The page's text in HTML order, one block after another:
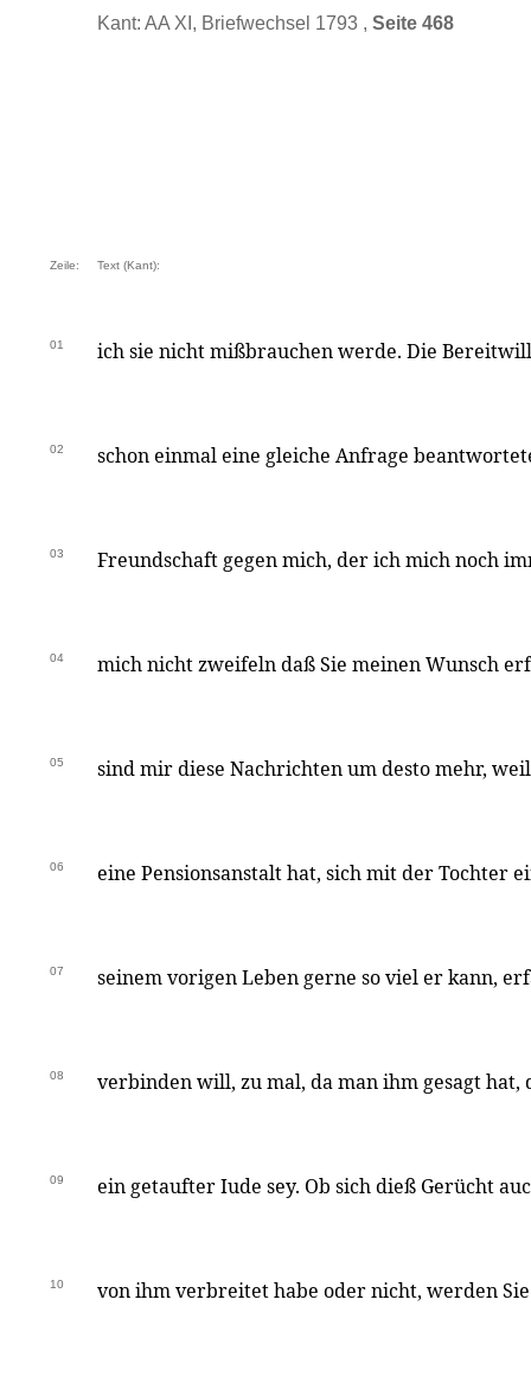
Kant: AA XI, Briefwechsel 1793 , Seite 468
Zeile: Text (Kant):
01 ich sie nicht mißbrauchen werde. Die
02 schon einmal eine gleiche Anfrage
03 Freundschaft gegen mich, der ich mich noch
04 mich nicht zweifeln daß Sie meinen Wunsch
05 sind mir diese Nachrichten um desto mehr,
06 eine Pensionsanstalt hat, sich mit der Tochter
07 seinem vorigen Leben gerne so viel er kann,
08 verbinden will, zu mal, da man ihm gesagt hat,
09 ein getaufter Iude sey. Ob sich dieß Gerücht
10 von ihm verbreitet habe oder nicht, werden